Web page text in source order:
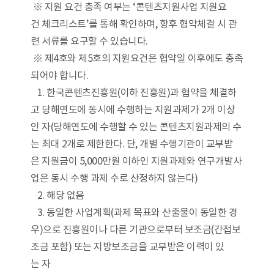
※ 지원 요건 충족 여부는 ‘콘텐츠지원사업 지원요
건 체크리스트’를 통해 확인하며, 향후 협약체결 시 관
련 서류를 요구할 수 있습니다.
※ 제4호와 제5호의 지원요건은 협약일 이후에도 충족
되어야 합니다.
1. 한국콘텐츠진흥원(이하 진흥원)과 협약을 체결하
고 당해연도에 동시에 수행하는 지원과제가 2개 이상
인 자(당해연도에 수행할 수 있는 콘텐츠지원과제의 수
는 최대 2개로 제한한다. 단, 개별 수행기관이 교부받
은 지원금이 5,000만원 이하인 지원과제와 연구개발사
업은 동시 수행 과제 수로 산정하지 않는다)
2. 해당 없음
3. 동일한 사업계획(과제 목표와 산출물이 동일한 경
우)으로 진흥원이나 다른 기관으로부터 보조금(간접보
조금 포함) 또는 지방보조금을 교부받은 이력이 있
는 자